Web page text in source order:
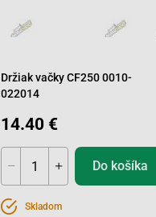
Držiak vačky CF250 0010-
022014
14.40 €
Do košíka
Skladom